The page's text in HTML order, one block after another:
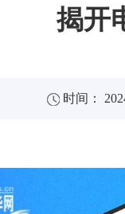
揭开
时间：